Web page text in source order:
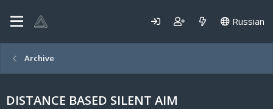
Russian
Archive
DISTANCE BASED SILENT AIM